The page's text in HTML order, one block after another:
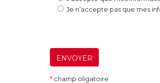
Je n’accepte pas que mes
ENVOYER
* champ oligatoire